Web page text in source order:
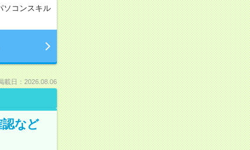
ソコンスキル
載日：2026.08.06
など